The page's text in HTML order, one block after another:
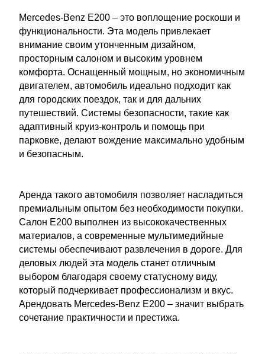
Mercedes-Benz E200 – это воплощение роскоши и
функциональности. Эта модель привлекает
внимание своим утонченным дизайном,
просторным салоном и высоким уровнем
комфорта. Оснащенный мощным, но экономичным
двигателем, автомобиль идеально подходит как
для городских поездок, так и для дальних
путешествий. Системы безопасности, такие как
адаптивный круиз-контроль и помощь при
парковке, делают вождение максимально удобным
и безопасным.
Аренда такого автомобиля позволяет насладиться
премиальным опытом без необходимости покупки.
Салон E200 выполнен из высококачественных
материалов, а современные мультимедийные
системы обеспечивают развлечения в дороге. Для
деловых людей эта модель станет отличным
выбором благодаря своему статусному виду,
который подчеркивает профессионализм и вкус.
Арендовать Mercedes-Benz E200 – значит выбрать
сочетание практичности и престижа.